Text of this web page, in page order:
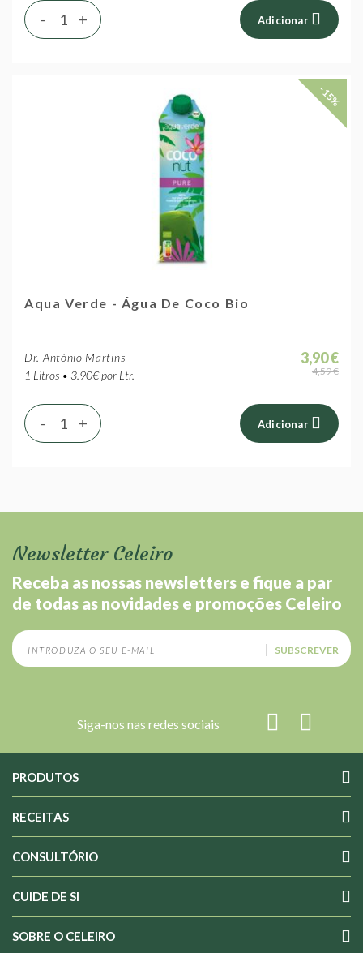
+
- Adicionar
-15%
Aqua Verde - Água De Coco Bio
Dr. António Martins
1 Litros • 3.90€ por Ltr.
3,90 €
4,59 €
+
- Adicionar
Newsletter Celeiro
Receba as nossas newsletters e fique a par
de todas as novidades e promoções Celeiro
SUBSCREVER
Siga-nos nas redes sociais
PRODUTOS
RECEITAS
CONSULTÓRIO
CUIDE DE SI
SOBRE O CELEIRO